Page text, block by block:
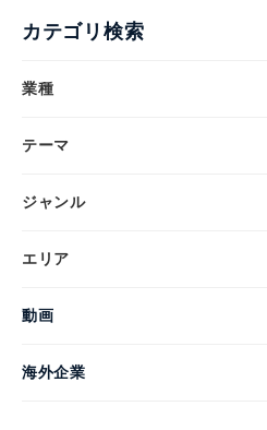
カテゴリ検索
業種
テーマ
ジャンル
エリア
動画
海外企業